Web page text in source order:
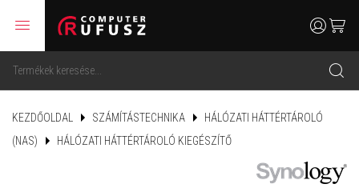
menu
search
usercart
KEZDŐOLDAL SZÁMÍTÁSTECHNIKA
HÁLÓZATI HÁTTÉRTÁROLÓ
(NAS)
HÁLÓZATI HÁTTÉRTÁROLÓ KIEGÉSZÍTŐ